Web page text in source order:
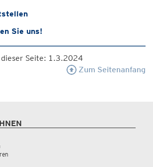
Sie uns!
Seite: 1.3.2024
Zum Seitenanfang